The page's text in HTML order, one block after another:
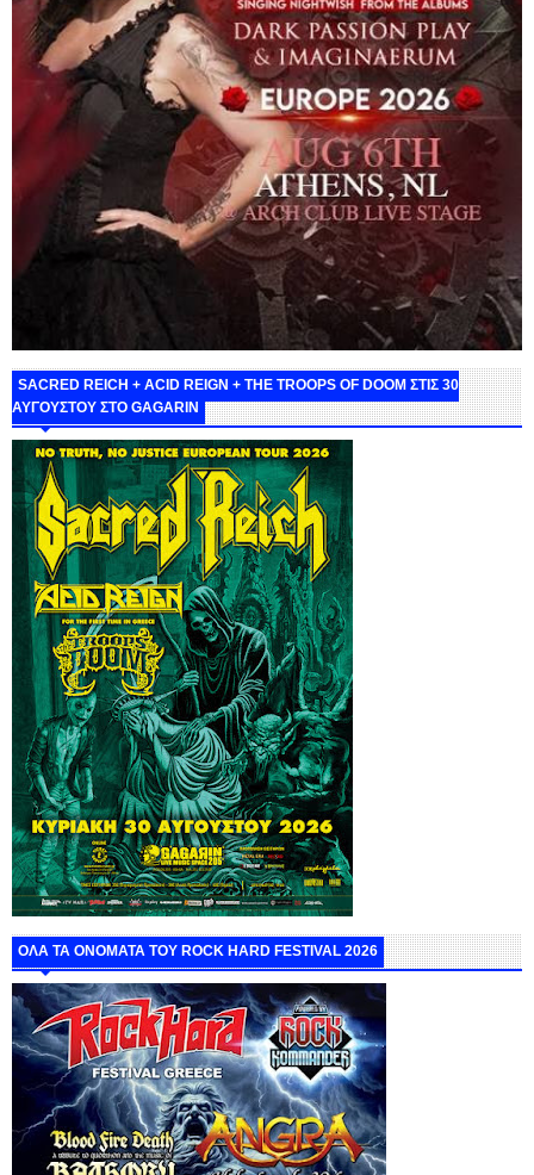
SACRED REICH + ACID REIGN + THE TROOPS OF DOOM ΣΤΙΣ 30
ΑΥΓΟΥΣΤΟΥ ΣΤΟ GAGARIN
ΟΛΑ ΤΑ ΟΝΟΜΑΤΑ ΤΟΥ ROCK HARD FESTIVAL 2026